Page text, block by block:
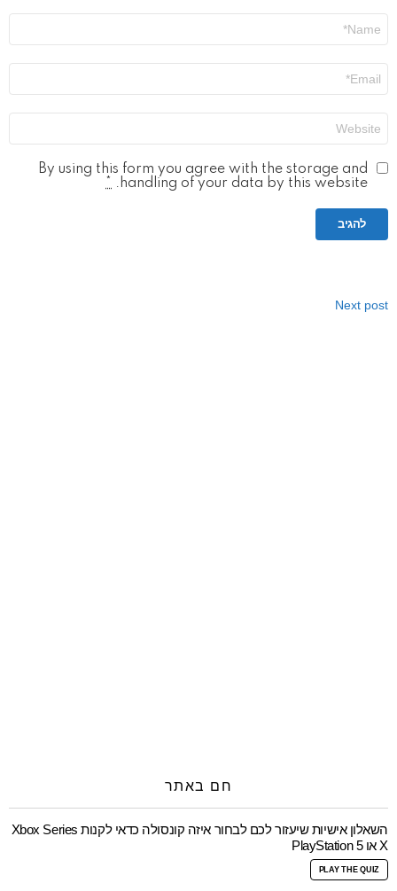
By using this form you agree with the storage and
handling of your data by this website.
Next post
חם באתר
השאלון אישיות שיעזור לכם לבחור איזה קונסולה כדאי לקנות Xbox Series
X או PlayStation 5
PLAY THE QUIZ